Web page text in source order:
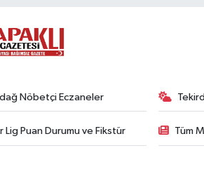
Nöbetçi Eczaneler
Lig Puan Durumu ve Fikstür Tüm